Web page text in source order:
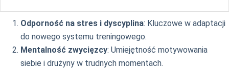
Odporność na stres i dyscyplina: Kluczowe w adaptacji
do nowego systemu treningowego.
Mentalność zwycięzcy: Umiejętność motywowania
siebie i drużyny w trudnych momentach.